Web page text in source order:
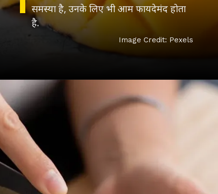
समस्या है, उनके लिए भी आम फायदेमंद होता
है.
Image Credit: Pexels